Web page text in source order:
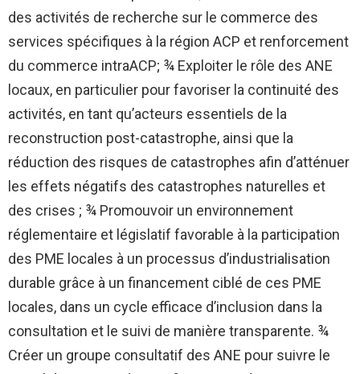
des activités de recherche sur le commerce des
services spécifiques à la région ACP et renforcement
du commerce intraACP; ¾ Exploiter le rôle des ANE
locaux, en particulier pour favoriser la continuité des
activités, en tant qu’acteurs essentiels de la
reconstruction post-catastrophe, ainsi que la
réduction des risques de catastrophes afin d’atténuer
les effets négatifs des catastrophes naturelles et
des crises ; ¾ Promouvoir un environnement
réglementaire et législatif favorable à la participation
des PME locales à un processus d’industrialisation
durable grâce à un financement ciblé de ces PME
locales, dans un cycle efficace d’inclusion dans la
consultation et le suivi de manière transparente. ¾
Créer un groupe consultatif des ANE pour suivre le